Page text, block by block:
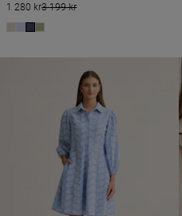
1 280 kr3 199 kr